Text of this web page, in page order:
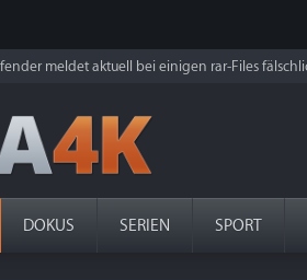
meldet aktuell bei einigen rar-Files
DOKUS SERIEN SPORT